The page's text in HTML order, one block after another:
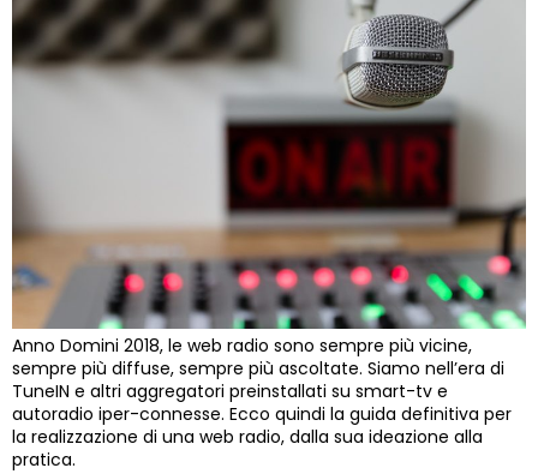
Anno Domini 2018, le web radio sono sempre più vicine,
sempre più diffuse, sempre più ascoltate. Siamo nell’era di
TuneIN e altri aggregatori preinstallati su smart-tv e
autoradio iper-connesse. Ecco quindi la guida definitiva per
la realizzazione di una web radio, dalla sua ideazione alla
pratica.